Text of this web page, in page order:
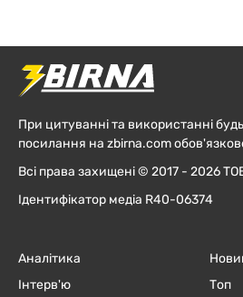
При цитуванні та використанні
посилання на zbirna.com
Всі права захищені © 2017 - 2026
Ідентифікатор медіа R40-06374
Аналітика
Інтерв'ю
Топ